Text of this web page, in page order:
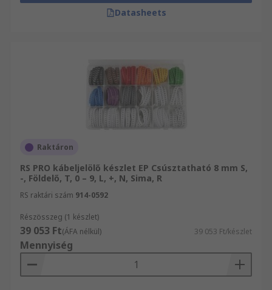
Datasheets
Raktáron
RS PRO kábeljelölő készlet EP Csúsztatható 8 mm S,
-, Földelő, T, 0 – 9, L, +, N, Sima, R
RS raktári szám 914-0592
Részösszeg (1 készlet)
39 053 Ft(ÁFA nélkül) 39 053 Ft/készlet
Mennyiség